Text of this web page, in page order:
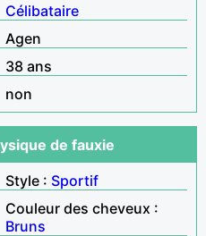
Célibataire
Agen
38 ans
non
de fauxie
Style : Sportif
Couleur des cheveux :
Bruns